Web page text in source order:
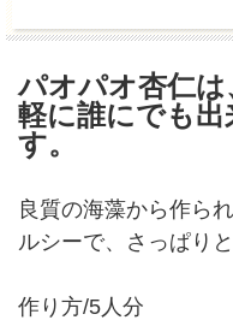
パオパオ杏仁
軽に誰にでも
す。
良質の海藻から作ら
ルシーで、さっぱり
作り方/5人分